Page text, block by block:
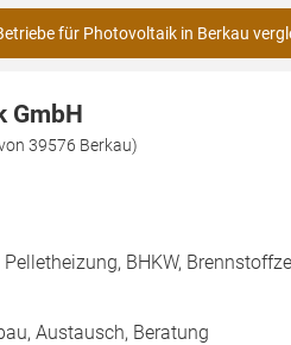
für Photovoltaik in Berkau
GmbH
39576 Berkau)
BHKW,
Austausch, Beratung